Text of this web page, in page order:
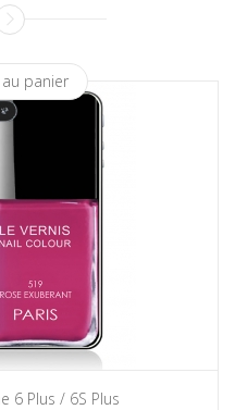
panier
6 Plus / 6S Plus